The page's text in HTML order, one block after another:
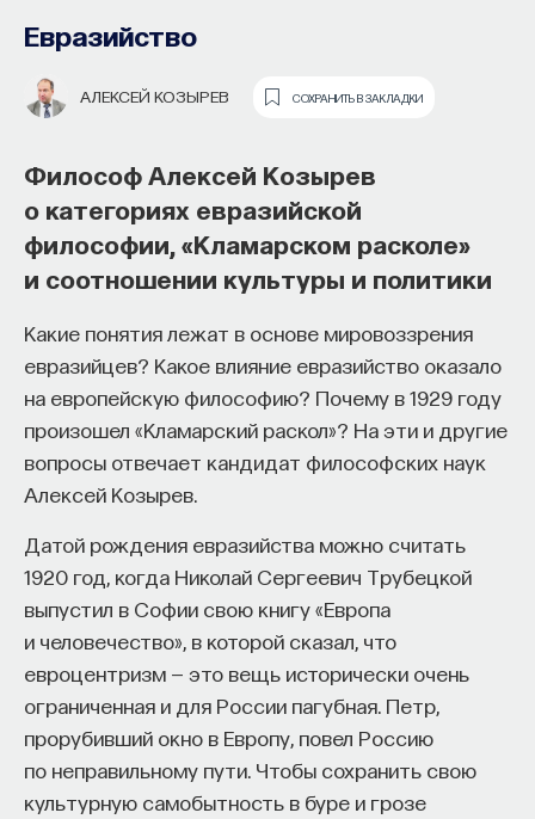
Евразийство
АЛЕКСЕЙ КОЗЫРЕВ СОХРАНИТЬ В ЗАКЛАДКИ
Философ Алексей Козырев
о категориях евразийской
философии, «Кламарском расколе»
и соотношении культуры и политики
Какие понятия лежат в основе мировоззрения
евразийцев? Какое влияние евразийство оказало
на европейскую философию? Почему в 1929 году
произошел «Кламарский раскол»? На эти и другие
вопросы отвечает кандидат философских наук
Алексей Козырев.
Датой рождения евразийства можно считать
1920 год, когда Николай Сергеевич Трубецкой
выпустил в Софии свою книгу «Европа
и человечество», в которой сказал, что
евроцентризм — это вещь исторически очень
ограниченная и для России пагубная. Петр,
прорубивший окно в Европу, повел Россию
по неправильному пути. Чтобы сохранить свою
культурную самобытность в буре и грозе
образования и рынок труда —
«Мыслить как учёный» #57
Зачем университету длинный
горизонт планирования и как
ИИ меняет саму организацию
мышления и обучения
В новом эпизоде «Мыслить как ученый»
Ивар
Максутов
Ульяной Раведовской
зачем университет нужен в эпоху ИИ и почему
высшее образование нельзя сводить к быстрой
подготовке под нужды рынка.
собственное будущее, почему результаты
образования раскрываются на длинной дистанции,
и что на самом деле должен уметь студент,
выходящий в сложный и быстро меняющийся мир.
А еще — почему ИИ не стоит просто запрещать,
как использовать его для диалога, и зачем
университету учить не только знаниям, но и самой
практике мышления и коммуникации.